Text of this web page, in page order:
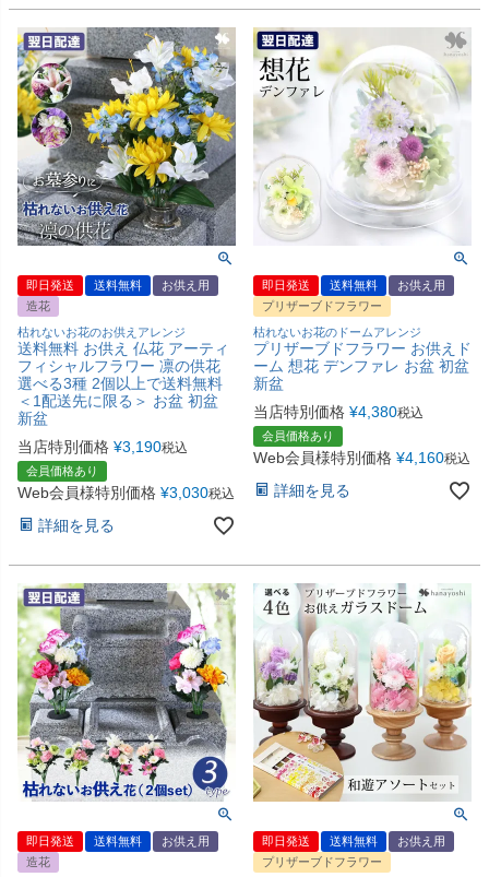
即日発送 送料無料
お供え用
造花
枯れないお花のお供えアレンジ
送料無料 お供え 仏花 アーティ
フィシャルフラワー 凛の供花
選べる3種 2個以上で送料無料
＜1配送先に限る＞ お盆 初盆
新盆
当店特別価格 ¥3,190税込
会員価格あり
Web会員様特別価格 ¥3,030税込
詳細を見る
即日発送 送料無料
お供え用
プリザーブドフラワー
枯れないお花のドームアレンジ
プリザーブドフラワー お供えド
ーム 想花 デンファレ お盆 初盆
新盆
当店特別価格 ¥4,380税込
会員価格あり
Web会員様特別価格 ¥4,160税込
詳細を見る
即日発送 送料無料
お供え用
造花
即日発送 送料無料
お供え用
プリザーブドフラワー